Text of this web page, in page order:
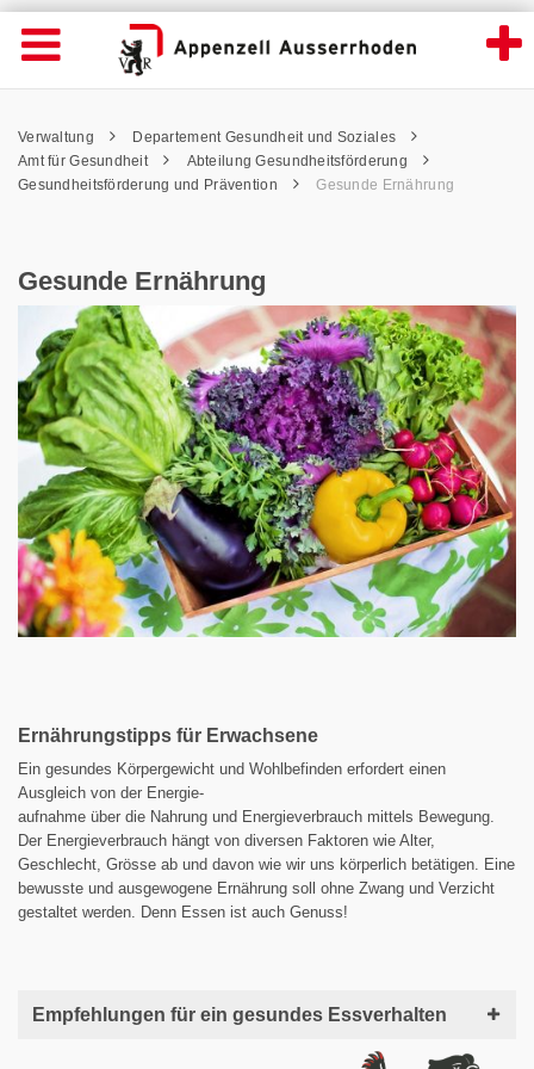
Gesunde Ernährung - Appenzell
Wichtige
Seiten
Home
Inhalt
Kontakt
Sitemap
Navigation öffnen
Inhalt
Pfadnavigation
Verwaltung
Departement Gesundheit und Soziales
Amt für Gesundheit
Abteilung Gesundheitsförderung
Gesundheitsförderung und Prävention
Gesunde Ernährung
Gesunde Ernährung
Ernährungstipps für Erwachsene
Ein gesundes Körpergewicht und Wohlbefinden erfordert einen
Ausgleich von der Energie-
aufnahme über die Nahrung und Energieverbrauch mittels Bewegung.
Der Energieverbrauch hängt von diversen Faktoren wie Alter,
Geschlecht, Grösse ab und davon wie wir uns körperlich betätigen. Eine
bewusste und ausgewogene Ernährung soll ohne Zwang und Verzicht
gestaltet werden. Denn Essen ist auch Genuss!
Empfehlungen für ein gesundes Essverhalten